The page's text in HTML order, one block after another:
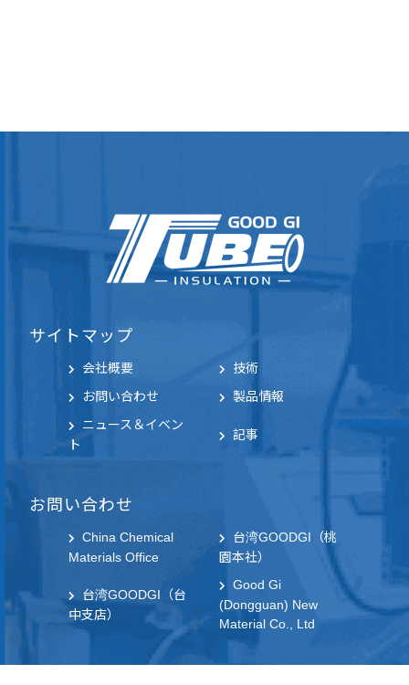
サイトマップ
会社概要
技術
お問い合わせ
製品情報
ニュース＆イベン
ト
記事
お問い合わせ
China Chemical
Materials Office
台湾GOODGI（桃
園本社）
台湾GOODGI（台
中支店）
Good Gi
(Dongguan) New
Material Co., Ltd